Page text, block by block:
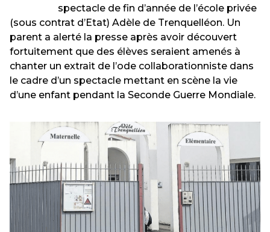
spectacle de fin d’année de l’école privée
(sous contrat d’Etat) Adèle de Trenquelléon. Un
parent a alerté la presse après avoir découvert
fortuitement que des élèves seraient amenés à
chanter un extrait de l’ode collaborationniste dans
le cadre d’un spectacle mettant en scène la vie
d’une enfant pendant la Seconde Guerre Mondiale.